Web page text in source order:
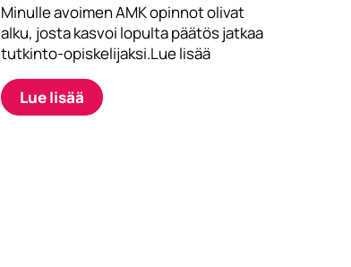
Minulle avoimen AMK opinnot olivat
alku, josta kasvoi lopulta päätös jatkaa
tutkinto-opiskelijaksi.Lue lisää
Lue lisää